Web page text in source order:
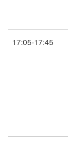
17:05-17:45